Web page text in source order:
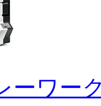
ーワー